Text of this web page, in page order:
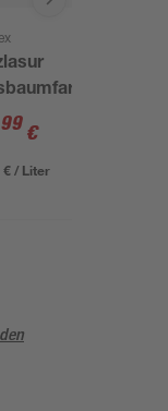
750
99 €
€ / Liter